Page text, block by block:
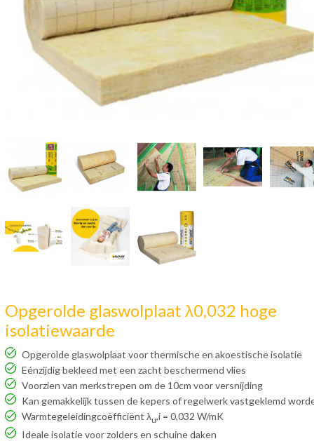
Opgerolde glaswolplaat λ0,032 hoge
isolatiewaarde
Opgerolde glaswolplaat voor thermische en akoestische isolatie
Eénzijdig bekleed met een zacht beschermend vlies
Voorzien van merkstrepen om de 10cm voor versnijding
Kan gemakkelijk tussen de kepers of regelwerk vastgeklemd
Warmtegeleidingcoëfficiënt λu,i = 0,032 W/mK
Ideale isolatie voor zolders en schuine daken